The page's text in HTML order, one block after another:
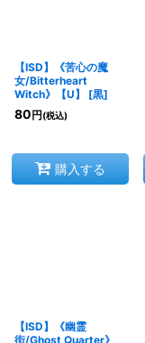
【ISD】《苦心の魔
女/Bitterheart
Witch》【U】
[黒]
80 円 (税込)
購入する
【ISD】《幽霊
街/Ghost Quarter》